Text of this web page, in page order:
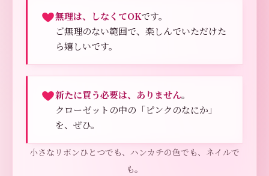
無理は、しなくてOKです。
ご無理のない範囲で、楽しんでいただけた
ら嬉しいです。
新たに買う必要は、ありません。
クローゼットの中の「ピンクのなにか」
を、ぜひ。
小さなリボンひとつでも、ハンカチの色でも、ネイルで
も。